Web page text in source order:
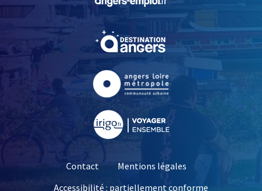
, Ouvre une nouvelle
, Ouvre une nouvelle
Contact
Mentions légales
Accessibilité : partiellement conforme